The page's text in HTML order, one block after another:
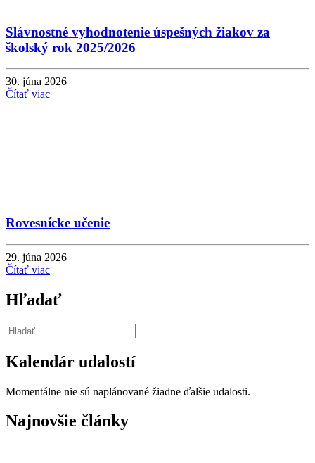
Slávnostné vyhodnotenie úspešných žiakov za
školský rok 2025/2026
30. júna 2026
Čítať viac
Rovesnícke učenie
29. júna 2026
Čítať viac
Hľadať
Kalendár udalostí
Momentálne nie sú naplánované žiadne ďalšie udalosti.
Najnovšie články